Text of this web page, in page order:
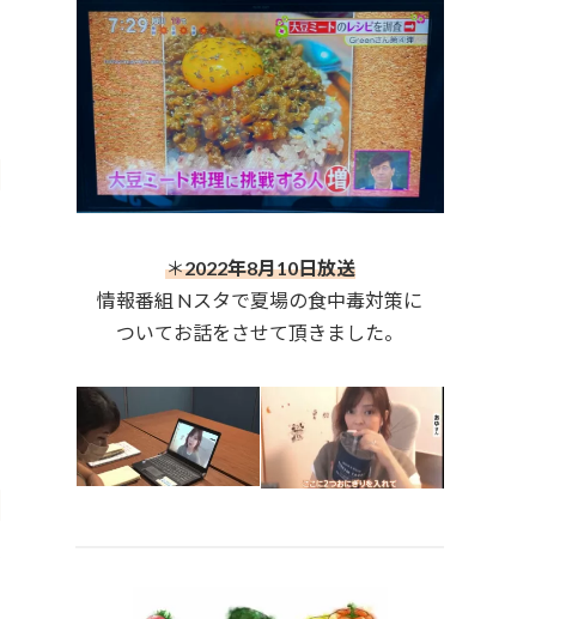
＊2022年8月10日放送
情報番組 Nスタで夏場の食中毒対策に
ついてお話をさせて頂きました。